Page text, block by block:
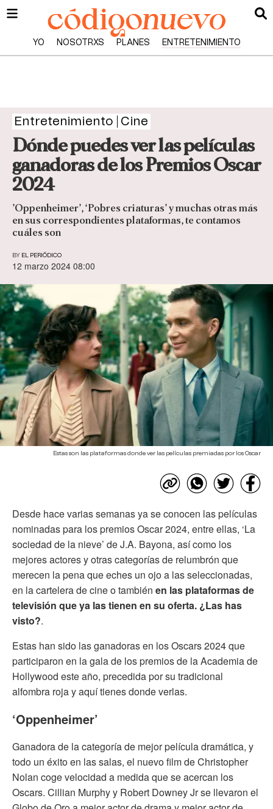
YO NOSOTRXS PLANES ENTRETENIMIENTO
Entretenimiento Cine
Dónde puedes ver las películas
ganadoras de los Premios Oscar
2024
’Oppenheimer’, ‘Pobres criaturas’ y muchas otras más
en sus correspondientes plataformas, te contamos
cuáles son
BY EL PERIÓDICO
12 marzo 2024 08:00
Estas son las plataformas donde ver las películas premiadas por los Oscar
Desde hace varias semanas ya se conocen las películas
nominadas para los premios Oscar 2024, entre ellas, ‘La
sociedad de la nieve’ de J.A. Bayona, así como los
mejores actores y otras categorías de relumbrón que
merecen la pena que eches un ojo a las seleccionadas,
en la cartelera de cine o también en las plataformas de
televisión que ya las tienen en su oferta. ¿Las has
visto?.
Estas han sido las ganadoras en los Oscars 2024 que
participaron en la gala de los premios de la Academia de
Hollywood este año, precedida por su tradicional
alfombra roja y aquí tienes donde verlas.
‘Oppenheimer’
Ganadora de la categoría de mejor película dramática, y
todo un éxito en las salas, el nuevo film de Christopher
Nolan coge velocidad a medida que se acercan los
Oscars. Cillian Murphy y Robert Downey Jr se llevaron el